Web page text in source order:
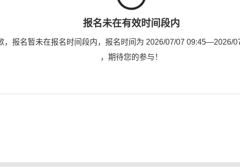
报名未在有效时间段内
，报名暂未在报名时间段内，报名时间为 2026/07/07 09:45—2026/
，期待您的参与！